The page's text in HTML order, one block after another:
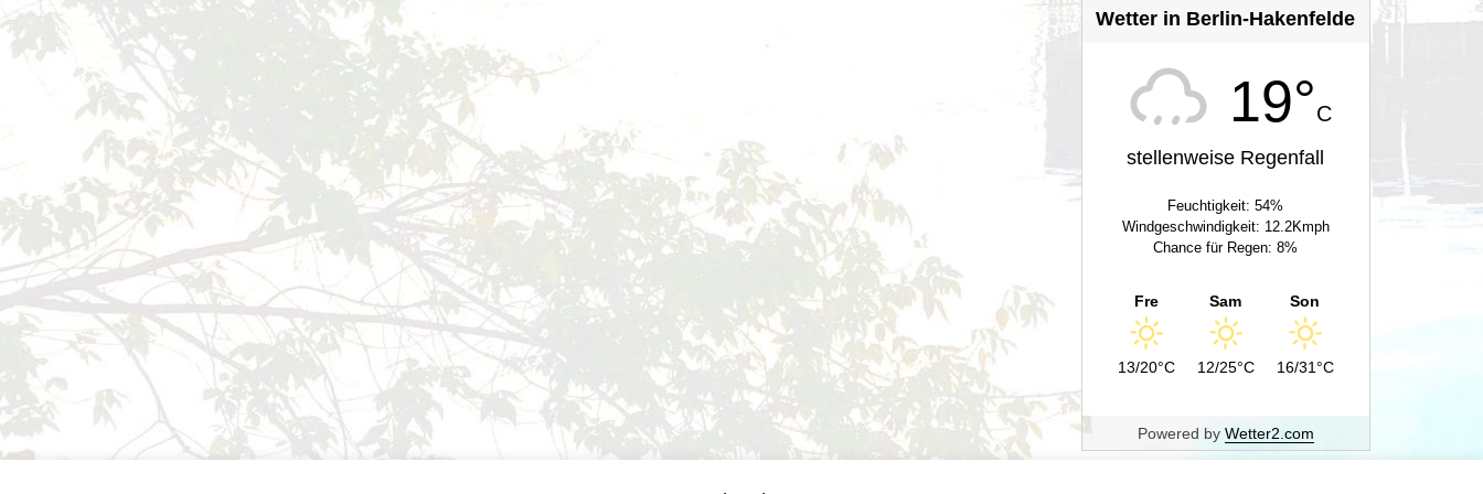
Wetter in Berlin-Hakenfelde
19°C
stellenweise Regenfall
Feuchtigkeit: 54%
Windgeschwindigkeit: 12.2Kmph
Chance für Regen: 8%
Fre
13/20°C
Sam
12/25°C
Son
16/31°C
Powered by Wetter2.com